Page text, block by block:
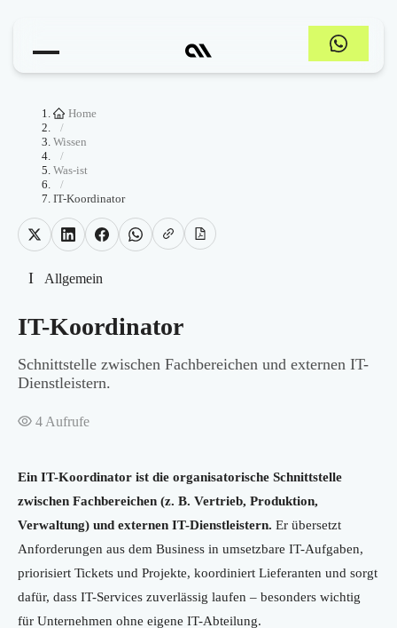
Home
/
Wissen
/
Was-ist
/
IT-Koordinator
I Allgemein
IT-Koordinator
Schnittstelle zwischen Fachbereichen und externen IT-
Dienstleistern.
4 Aufrufe
Ein IT-Koordinator ist die organisatorische Schnittstelle
zwischen Fachbereichen (z. B. Vertrieb, Produktion,
Verwaltung) und externen IT-Dienstleistern. Er übersetzt
Anforderungen aus dem Business in umsetzbare IT-Aufgaben,
priorisiert Tickets und Projekte, koordiniert Lieferanten und sorgt
dafür, dass IT-Services zuverlässig laufen – besonders wichtig
für Unternehmen ohne eigene IT-Abteilung.